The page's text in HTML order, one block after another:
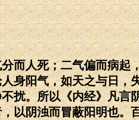
人死；二气偏而病起
身阳气，如天之与日，
扰。所以《内经》凡言
以阴浊而冒蔽阳明也。